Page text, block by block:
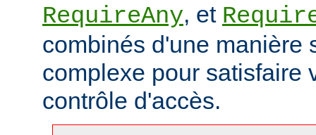
RequireAny, et
combinés d'une manière
complexe pour satisfaire
contrôle d'accès.